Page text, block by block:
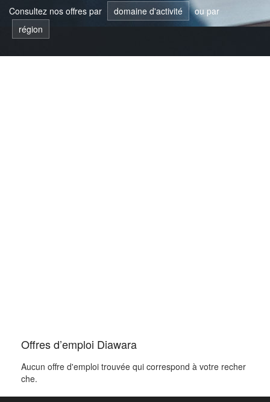
Consultez nos offres par domaine d'activité
ou par
région
Offres d’emploi Diawara
Aucun offre d'emploi trouvée qui correspond à votre recher
che.